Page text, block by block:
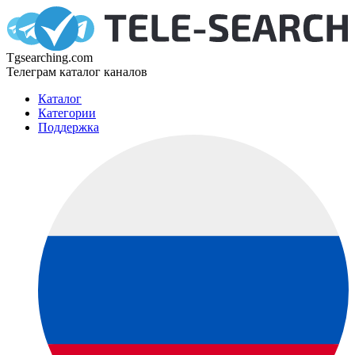
Tgsearching.com
Телеграм каталог каналов
Каталог
Категории
Поддержка